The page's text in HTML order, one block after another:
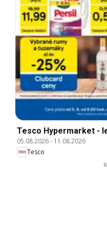
Tesco Hypermarket -
05.08.2026- 11.08.2026
Tesco